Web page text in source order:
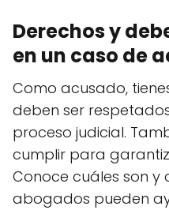
Derechos y
en un caso de
Como acusado,
deben ser
proceso judicial.
cumplir para
Conoce cuáles son y
abogados pueden